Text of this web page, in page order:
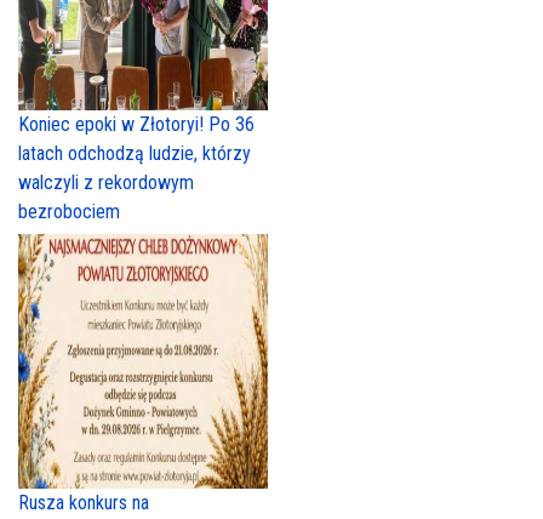
Koniec epoki w Złotoryi! Po 36
latach odchodzą ludzie, którzy
walczyli z rekordowym
bezrobociem
Rusza konkurs na